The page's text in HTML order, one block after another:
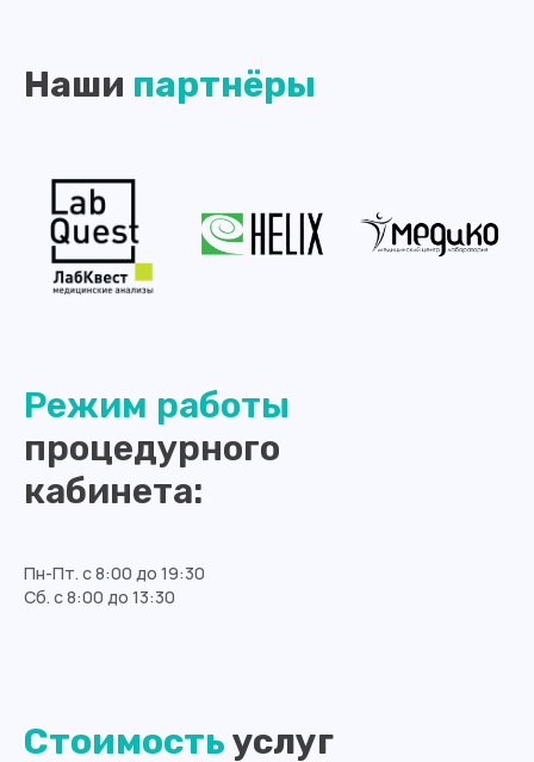
Наши партнёры
Режим работы
процедурного
кабинета:
Пн-Пт. с 8:00 до 19:30
Сб. с 8:00 до 13:30
Стоимостьуслуг
Записаться или получить
подробную информацию
Оставить заявку